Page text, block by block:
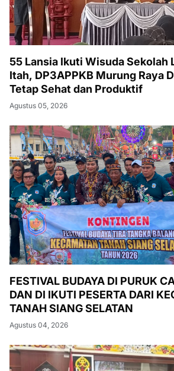
55 Lansia Ikuti Wisuda Sekolah
Itah, DP3APPKB Murung Raya
Tetap Sehat dan Produktif
Agustus 05, 2026
FESTIVAL BUDAYA DI PURUK
DAN DI IKUTI PESERTA DARI
TANAH SIANG SELATAN
Agustus 04, 2026